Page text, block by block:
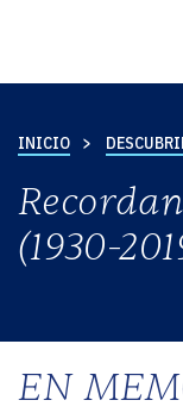
INICIO
(1930-
EN